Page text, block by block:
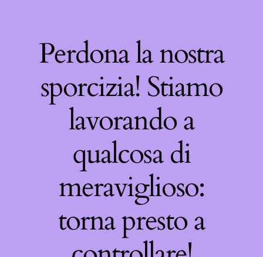
Perdona la nostra
sporcizia! Stiamo
lavorando a
qualcosa di
meraviglioso:
torna presto a